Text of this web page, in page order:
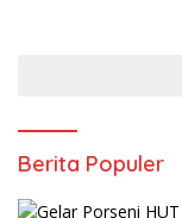
Berita Populer